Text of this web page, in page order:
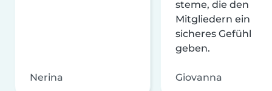
Nerina
steme, die den
Mitgliedern ein
sicheres Gefühl
geben.
Giovanna